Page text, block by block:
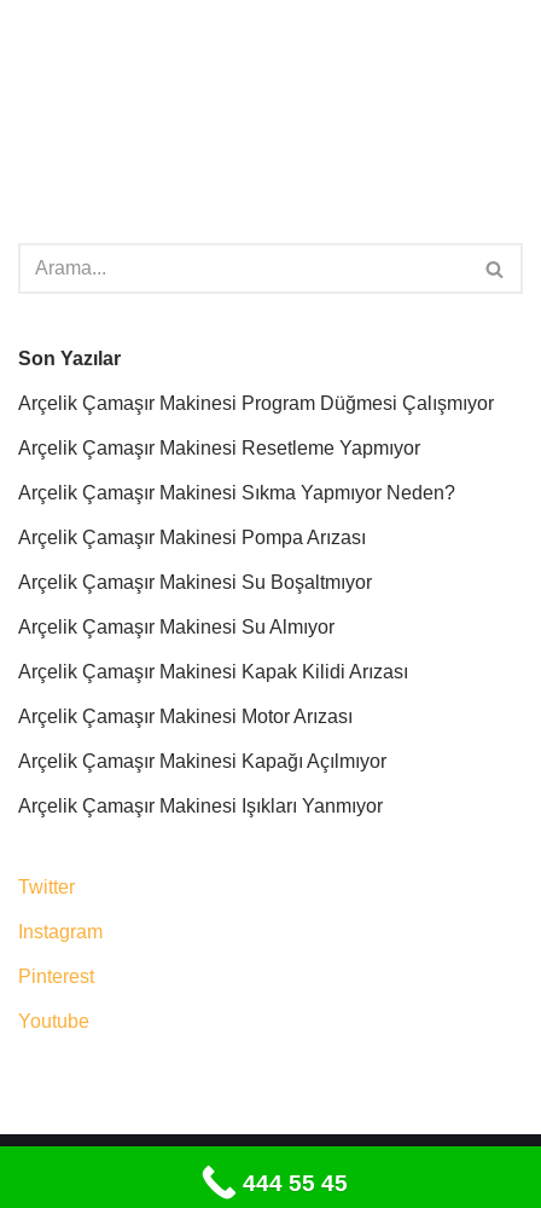
Son Yazılar
Arçelik Çamaşır Makinesi Program Düğmesi Çalışmıyor
Arçelik Çamaşır Makinesi Resetleme Yapmıyor
Arçelik Çamaşır Makinesi Sıkma Yapmıyor Neden?
Arçelik Çamaşır Makinesi Pompa Arızası
Arçelik Çamaşır Makinesi Su Boşaltmıyor
Arçelik Çamaşır Makinesi Su Almıyor
Arçelik Çamaşır Makinesi Kapak Kilidi Arızası
Arçelik Çamaşır Makinesi Motor Arızası
Arçelik Çamaşır Makinesi Kapağı Açılmıyor
Arçelik Çamaşır Makinesi Işıkları Yanmıyor
Twitter
Instagram
Pinterest
Youtube
ile güçlendirilmiştir
444 55 45